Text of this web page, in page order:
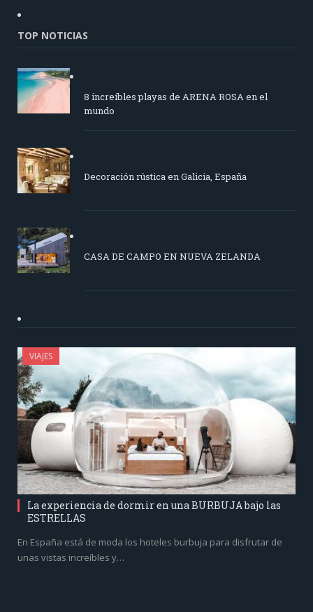
TOP NOTICIAS
8 increíbles playas de ARENA ROSA en el
mundo
Decoración rústica en Galicia, España
CASA DE CAMPO EN NUEVA ZELANDA
VIAJES
La experiencia de dormir en una BURBUJA bajo las
ESTRELLAS
En España está de moda los hoteles burbuja para disfrutar de
unas vistas increíbles y…